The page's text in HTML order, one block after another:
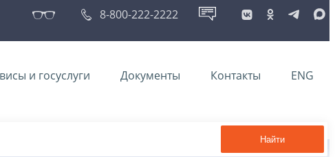
8-800-222-2222
и госуслуги Документы Контакты ENG
Найти